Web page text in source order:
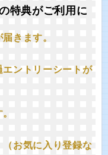
特典がご利用に
きます。
エントリーシートが
（お気に入り登録な